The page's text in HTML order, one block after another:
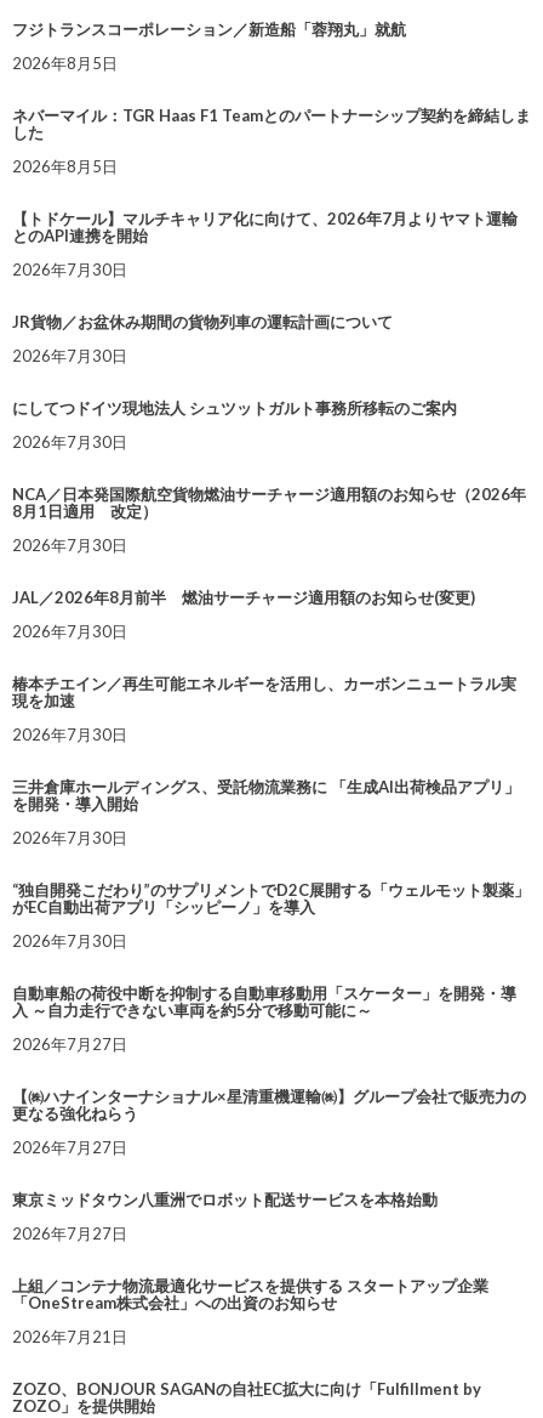
フジトランスコーポレーション／新造船「蓉翔丸」就航
2026年8月5日
ネバーマイル：TGR Haas F1 Teamとのパートナーシップ契約を締結しま
した
2026年8月5日
【トドケール】マルチキャリア化に向けて、2026年7月よりヤマト運輸
とのAPI連携を開始
2026年7月30日
JR貨物／お盆休み期間の貨物列車の運転計画について
2026年7月30日
にしてつドイツ現地法人 シュツットガルト事務所移転のご案内
2026年7月30日
NCA／日本発国際航空貨物燃油サーチャージ適用額のお知らせ（2026年
8月1日適用 改定）
2026年7月30日
JAL／2026年8月前半 燃油サーチャージ適用額のお知らせ(変更)
2026年7月30日
椿本チエイン／再生可能エネルギーを活用し、カーボンニュートラル実
現を加速
2026年7月30日
三井倉庫ホールディングス、受託物流業務に 「生成AI出荷検品アプリ」
を開発・導入開始
2026年7月30日
“独自開発こだわり”のサプリメントでD2C展開する「ウェルモット製薬」
がEC自動出荷アプリ「シッピーノ」を導入
2026年7月30日
自動車船の荷役中断を抑制する自動車移動用「スケーター」を開発・導
入 ～自力走行できない車両を約5分で移動可能に～
2026年7月27日
【㈱ハナインターナショナル×星清重機運輸㈱】グループ会社で販売力の
更なる強化ねらう
2026年7月27日
東京ミッドタウン八重洲でロボット配送サービスを本格始動
2026年7月27日
上組／コンテナ物流最適化サービスを提供する スタートアップ企業
「OneStream株式会社」への出資のお知らせ
2026年7月21日
ZOZO、BONJOUR SAGANの自社EC拡大に向け「Fulfillment by
ZOZO」を提供開始